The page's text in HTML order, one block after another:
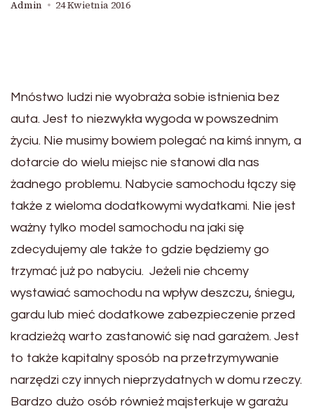
Admin 24 Kwietnia 2016
Mnóstwo ludzi nie wyobraża sobie istnienia bez
auta. Jest to niezwykła wygoda w powszednim
życiu. Nie musimy bowiem polegać na kimś innym, a
dotarcie do wielu miejsc nie stanowi dla nas
żadnego problemu. Nabycie samochodu łączy się
także z wieloma dodatkowymi wydatkami. Nie jest
ważny tylko model samochodu na jaki się
zdecydujemy ale także to gdzie będziemy go
trzymać już po nabyciu. Jeżeli nie chcemy
wystawiać samochodu na wpływ deszczu, śniegu,
gardu lub mieć dodatkowe zabezpieczenie przed
kradzieżą warto zastanowić się nad garażem. Jest
to także kapitalny sposób na przetrzymywanie
narzędzi czy innych nieprzydatnych w domu rzeczy.
Bardzo dużo osób również majsterkuje w garażu